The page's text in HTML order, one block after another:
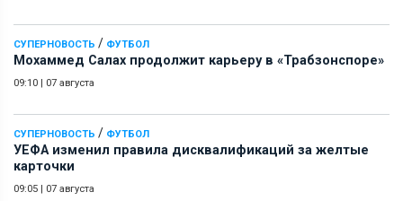
СУПЕРНОВОСТЬ / ФУТБОЛ
Мохаммед Салах продолжит карьеру в «Трабзонспоре»
09:10 | 07 августа
СУПЕРНОВОСТЬ / ФУТБОЛ
УЕФА изменил правила дисквалификаций за желтые
карточки
09:05 | 07 августа